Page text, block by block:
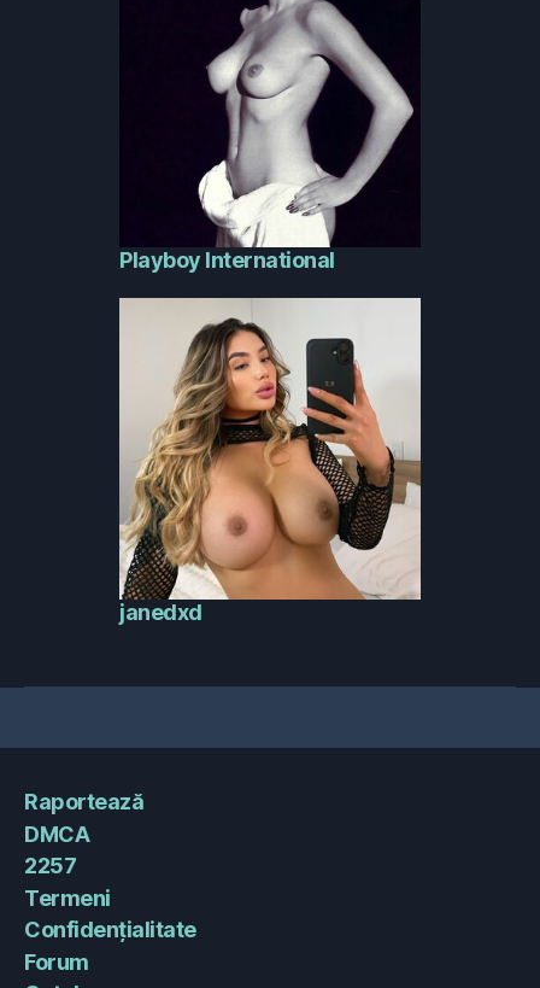
Playboy International
janedxd
Raportează
DMCA
2257
Termeni
Confidențialitate
Forum